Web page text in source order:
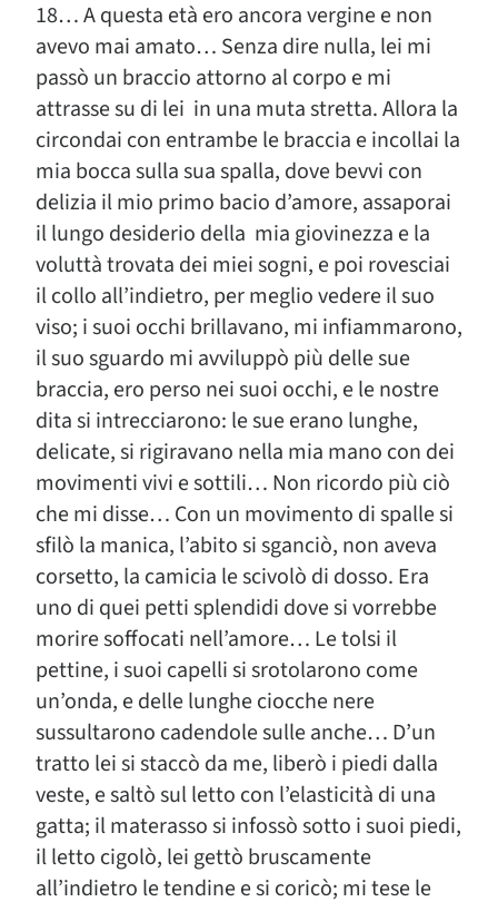
18… A questa età ero ancora vergine e non
avevo mai amato… Senza dire nulla, lei mi
passò un braccio attorno al corpo e mi
attrasse su di lei in una muta stretta. Allora la
circondai con entrambe le braccia e incollai la
mia bocca sulla sua spalla, dove bevvi con
delizia il mio primo bacio d’amore, assaporai
il lungo desiderio della mia giovinezza e la
voluttà trovata dei miei sogni, e poi rovesciai
il collo all’indietro, per meglio vedere il suo
viso; i suoi occhi brillavano, mi infiammarono,
il suo sguardo mi avviluppò più delle sue
braccia, ero perso nei suoi occhi, e le nostre
dita si intrecciarono: le sue erano lunghe,
delicate, si rigiravano nella mia mano con dei
movimenti vivi e sottili… Non ricordo più ciò
che mi disse… Con un movimento di spalle si
sfilò la manica, l’abito si sganciò, non aveva
corsetto, la camicia le scivolò di dosso. Era
uno di quei petti splendidi dove si vorrebbe
morire soffocati nell’amore… Le tolsi il
pettine, i suoi capelli si srotolarono come
un’onda, e delle lunghe ciocche nere
sussultarono cadendole sulle anche… D’un
tratto lei si staccò da me, liberò i piedi dalla
veste, e saltò sul letto con l’elasticità di una
gatta; il materasso si infossò sotto i suoi piedi,
il letto cigolò, lei gettò bruscamente
all’indietro le tendine e si coricò; mi tese le